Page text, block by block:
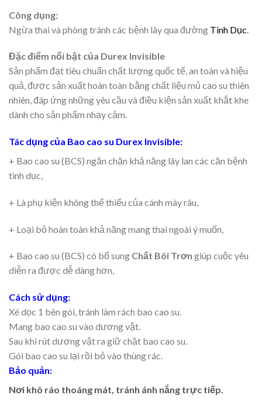
Công dụng:
Ngừa thai và phòng tránh các bệnh lây qua đường Tình Dục
Đặc điểm nổi bật của Durex Invisible
Sản phẩm đạt tiêu chuẩn chất lượng quốc tế, an toàn và hiệu
quả, được sản xuất hoàn toàn bằng chất liệu mủ cao su thiên
nhiên, đáp ứng những yêu cầu và điều kiện sản xuất khắt khe
dành cho sản phẩm nhạy cảm.
Tác dụng của Bao cao su Durex Invisible:
+ Bao cao su (BCS) ngăn chặn khả năng lây lan các căn bệnh
tình dục,
+ Là phụ kiện không thể thiếu của cánh mày râu,
+ Loại bỏ hoàn toàn khả năng mang thai ngoài ý muốn,
+ Bao cao su (BCS) có bổ sung Chất Bôi Trơn giúp cuộc yêu
diễn ra được dễ dàng hơn,
Cách sử dụng:
Xé dọc 1 bên gói, tránh làm rách bao cao su.
Mang bao cao su vào dương vật.
Sau khi rút dương vật ra giữ chặt bao cao su.
Gói bao cao su lại rồi bỏ vào thùng rác.
Bảo quản:
Nơi khô ráo thoáng mát, tránh ánh nắng trực tiếp.